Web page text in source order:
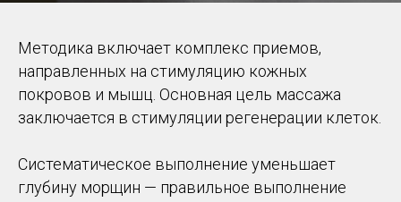
Методика включает комплекс приемов,
направленных на стимуляцию кожных
покровов и мышц. Основная цель массажа
заключается в стимуляции регенерации клеток.
Систематическое выполнение уменьшает
глубину морщин — правильное выполнение